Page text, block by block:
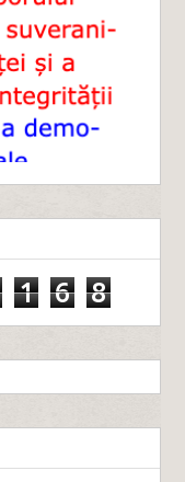
1 6 8